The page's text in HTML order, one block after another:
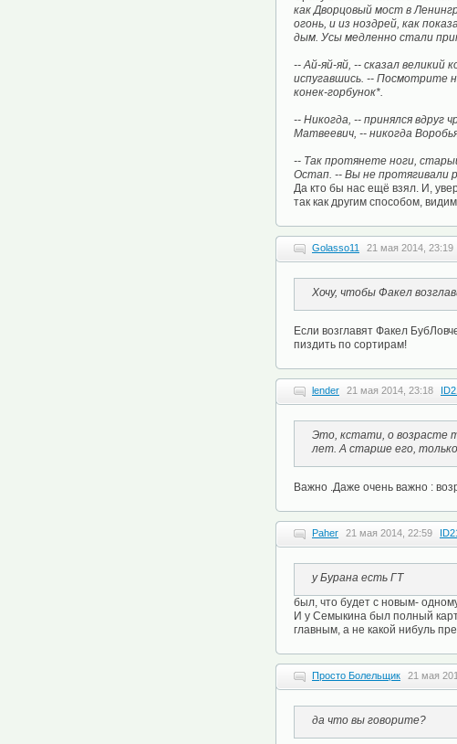
как Дворцовый мост в
огонь, и из ноздрей, как
дым. Усы медленно стали
-- Ай-яй-яй, -- сказал великий
испугавшись. -- Посмотрите
конек-горбунок*.
-- Никогда, -- принялся вдруг
Матвеевич, -- никогда
-- Так протянете ноги,
Остап. -- Вы не протягивали
Да кто бы нас ещё взял. И,
так как другим способом,
Golasso11 21 мая 2014, 23:19
Хочу, чтобы Факел
Если возглавят Факел
пиздить по сортирам!
lender 21 мая 2014, 23:18
Это, кстати, о возрасте
лет. А старше его,
Важно .Даже очень важно :
Paher 21 мая 2014, 22:59
у Бурана есть ГТ
был, что будет с новым-
И у Семыкина был полный
главным, а не какой нибуль
Просто Болельщик 21 мая
да что вы говорите?